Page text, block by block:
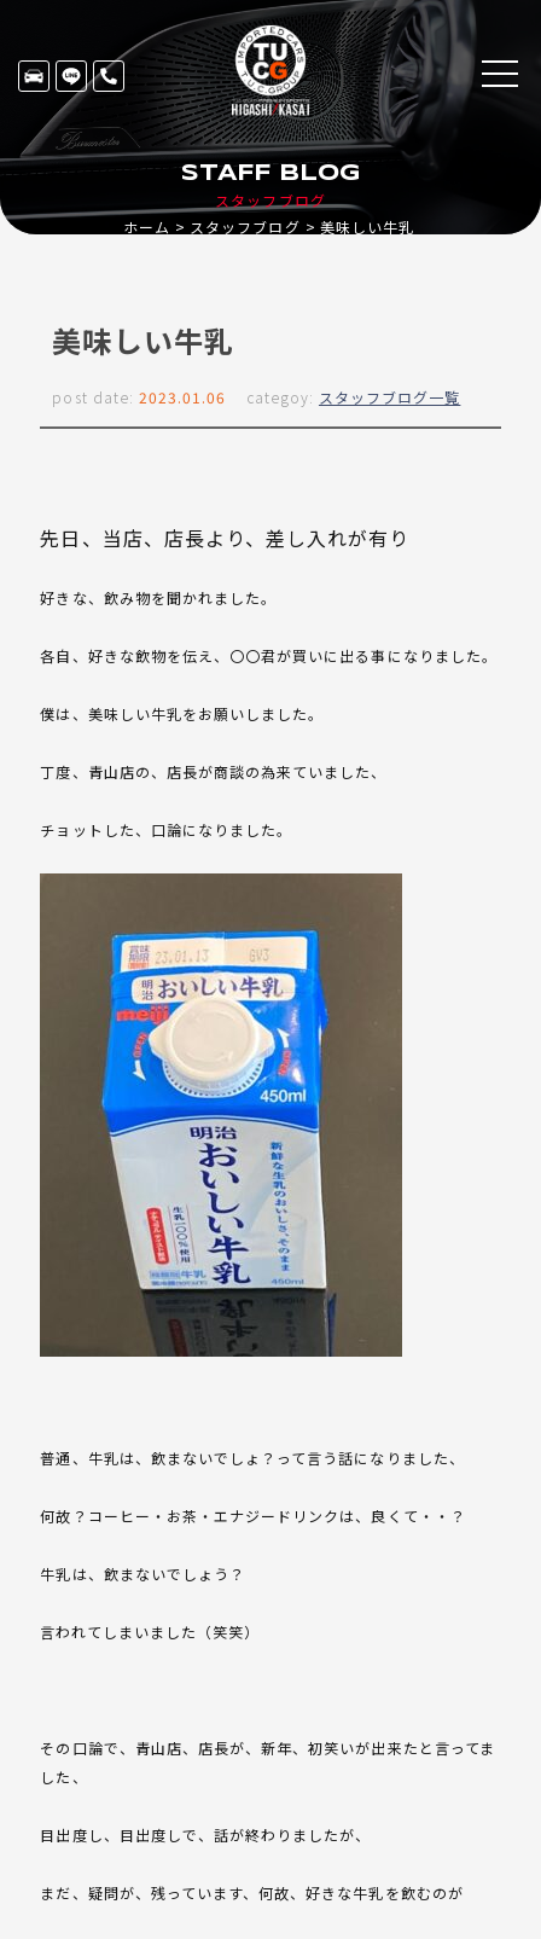
スタッフブログ
STAFF BLOG
ホーム スタッフブログ 美味しい牛乳
美味しい牛乳
post date: 2023.01.06 categoy: スタッフブログ一覧
先日、当店、店長より、差し入れが有り
好きな、飲み物を聞かれました。
各自、好きな飲物を伝え、〇〇君が買いに出る事になりました。
僕は、美味しい牛乳をお願いしました。
丁度、青山店の、店長が商談の為来ていました、
チョットした、口論になりました。
普通、牛乳は、飲まないでしょ？って言う話になりました、
何故？コーヒー・お茶・エナジードリンクは、良くて・・？
牛乳は、飲まないでしょう？
言われてしまいました（笑笑）
その口論で、青山店、店長が、新年、初笑いが出来たと言ってま
した、
目出度し、目出度しで、話が終わりましたが、
まだ、疑問が、残っています、何故、好きな牛乳を飲むのが